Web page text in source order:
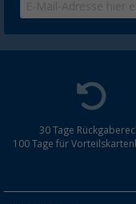
30 Tage
100 Tage für